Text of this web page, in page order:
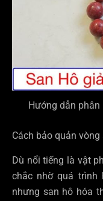
Hướng dẫn
Cách bảo quản
Dù nổi tiếng là vật
chắc nhờ quá trình
nhưng san hô hóa